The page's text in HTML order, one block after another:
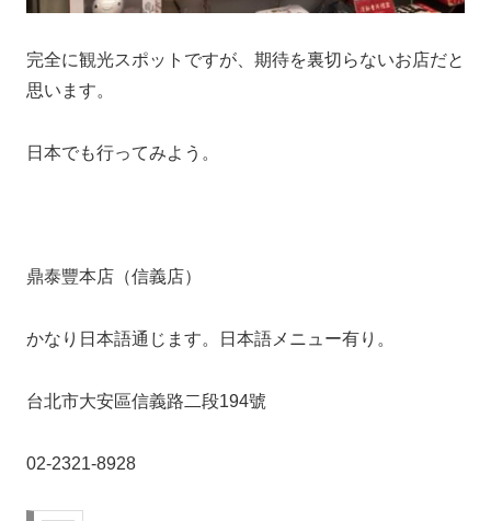
完全に観光スポットですが、期待を裏切らないお店だと
思います。
日本でも行ってみよう。
鼎泰豐本店（信義店）
かなり日本語通じます。日本語メニュー有り。
台北市大安區信義路二段194號
02-2321-8928